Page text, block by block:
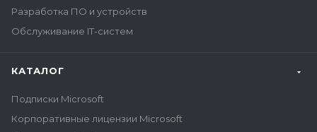
Разработка ПО и устройств
Обслуживание IT-систем
КАТАЛОГ
Подписки Microsoft
Корпоративные лицензии Microsoft